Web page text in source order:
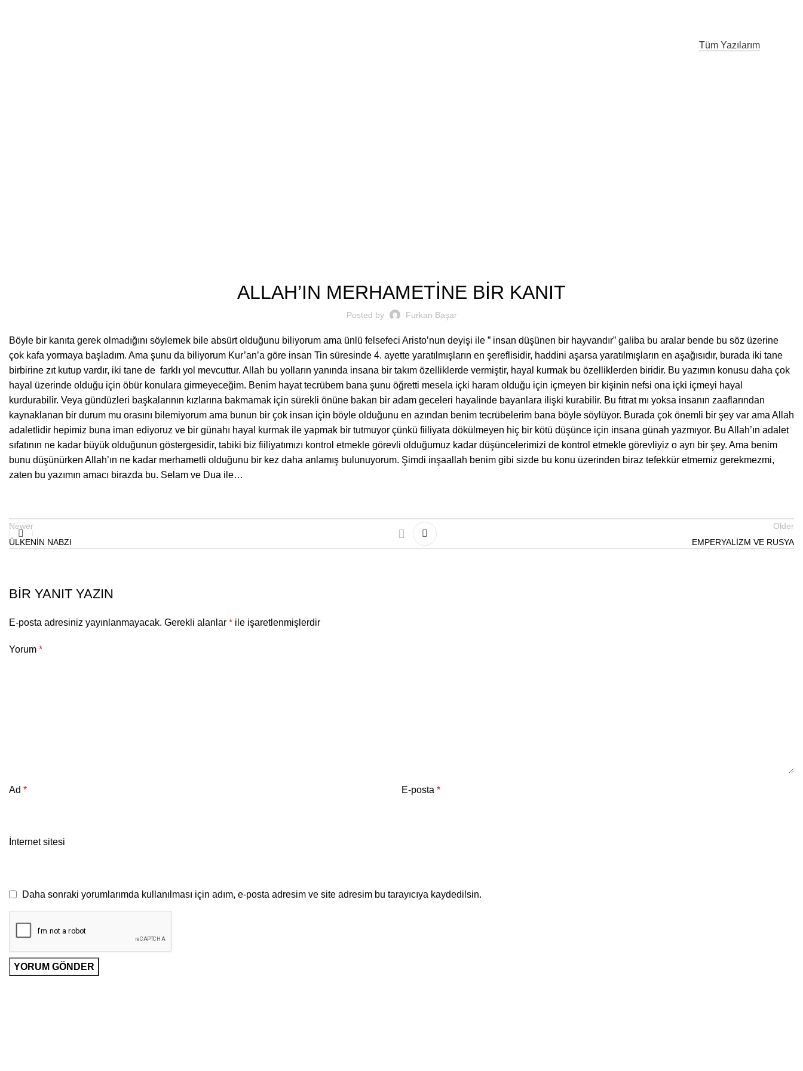
Tüm Yazılarım
ALLAH’IN MERHAMETİNE BİR KANIT
Posted by Furkan Başar
Böyle bir kanıta gerek olmadığını söylemek bile absürt olduğunu biliyorum ama ünlü felsefeci Aristo’nun deyişi ile ” insan düşünen bir hayvandır” galiba bu aralar bende bu söz üzerine
çok kafa yormaya başladım. Ama şunu da biliyorum Kur’an’a göre insan Tin süresinde 4. ayette yaratılmışların en şereflisidir, haddini aşarsa yaratılmışların en aşağısıdır, burada iki tane
birbirine zıt kutup vardır, iki tane de farklı yol mevcuttur. Allah bu yolların yanında insana bir takım özelliklerde vermiştir, hayal kurmak bu özelliklerden biridir. Bu yazımın konusu daha çok
hayal üzerinde olduğu için öbür konulara girmeyeceğim. Benim hayat tecrübem bana şunu öğretti mesela içki haram olduğu için içmeyen bir kişinin nefsi ona içki içmeyi hayal
kurdurabilir. Veya gündüzleri başkalarının kızlarına bakmamak için sürekli önüne bakan bir adam geceleri hayalinde bayanlara ilişki kurabilir. Bu fıtrat mı yoksa insanın zaaflarından
kaynaklanan bir durum mu orasını bilemiyorum ama bunun bir çok insan için böyle olduğunu en azından benim tecrübelerim bana böyle söylüyor. Burada çok önemli bir şey var ama Allah
adaletlidir hepimiz buna iman ediyoruz ve bir günahı hayal kurmak ile yapmak bir tutmuyor çünkü fiiliyata dökülmeyen hiç bir kötü düşünce için insana günah yazmıyor. Bu Allah’ın adalet
sıfatının ne kadar büyük olduğunun göstergesidir, tabiki biz fiiliyatımızı kontrol etmekle görevli olduğumuz kadar düşüncelerimizi de kontrol etmekle görevliyiz o ayrı bir şey. Ama benim
bunu düşünürken Allah’ın ne kadar merhametli olduğunu bir kez daha anlamış bulunuyorum. Şimdi inşaallah benim gibi sizde bu konu üzerinden biraz tefekkür etmemiz gerekmezmi,
zaten bu yazımın amacı birazda bu. Selam ve Dua ile…
Newer
ÜLKENİN NABZI
Older
EMPERYALİZM VE RUSYA
BIR YANIT YAZIN
E-posta adresiniz yayınlanmayacak. Gerekli alanlar * ile işaretlenmişlerdir
Yorum *
Ad * E-posta *
İnternet sitesi
Daha sonraki yorumlarımda kullanılması için adım, e-posta adresim ve site adresim bu tarayıcıya kaydedilsin.